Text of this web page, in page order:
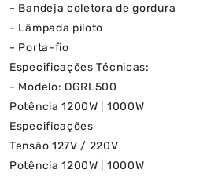
- Bandeja coletora de gordura
- Lâmpada piloto
- Porta-fio
Especificações Técnicas:
- Modelo: OGRL500
Potência 1200W | 1000W
Especificações
Tensão 127V / 220V
Potência 1200W | 1000W